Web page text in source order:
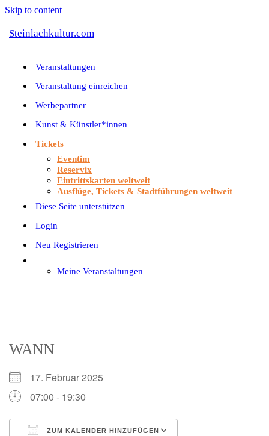
Skip to content
Steinlachkultur.com
Veranstaltungen
Veranstaltung einreichen
Werbepartner
Kunst & Künstler*innen
Tickets
Eventim
Reservix
Eintrittskarten weltweit
Ausflüge, Tickets & Stadtführungen weltweit
Diese Seite unterstützen
Login
Neu Registrieren
Meine Veranstaltungen
WANN
17. Februar 2025
07:00 - 19:30
ZUM KALENDER HINZUFÜGEN